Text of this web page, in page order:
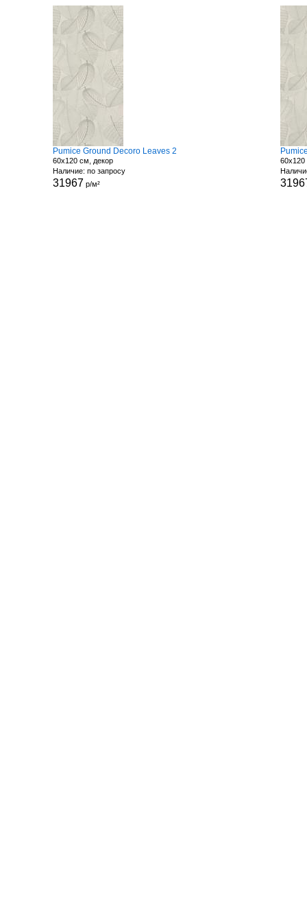
Pumice Ground Decoro Leaves 2
60x120 см, декор
Наличие: по запросу
31967 р/м²
60x120